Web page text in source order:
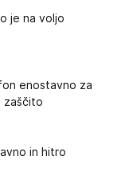
je na voljo
enostavno za
zaščito
in hitro